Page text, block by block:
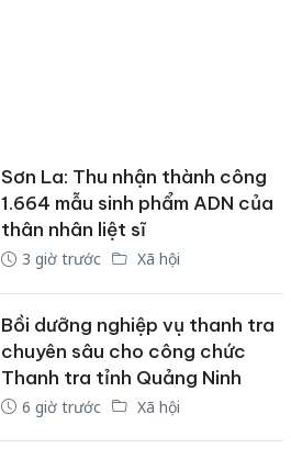
Sơn La: Thu nhận thành công
1.664 mẫu sinh phẩm ADN của
thân nhân liệt sĩ
3 giờ trước Xã hội
Bồi dưỡng nghiệp vụ thanh tra
chuyên sâu cho công chức
Thanh tra tỉnh Quảng Ninh
6 giờ trước Xã hội